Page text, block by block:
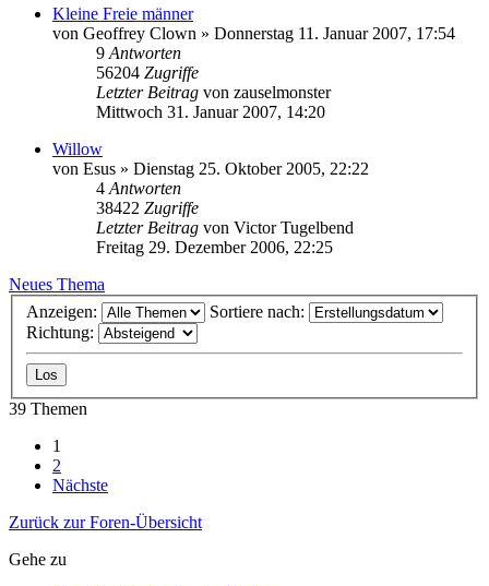
Kleine Freie männer
von Geoffrey Clown » Donnerstag 11. Januar 2007, 17:54
9 Antworten
56204 Zugriffe
Letzter Beitrag von zauselmonster
Mittwoch 31. Januar 2007, 14:20
Willow
von Esus » Dienstag 25. Oktober 2005, 22:22
4 Antworten
38422 Zugriffe
Letzter Beitrag von Victor Tugelbend
Freitag 29. Dezember 2006, 22:25
Neues Thema
Anzeigen:
Sortiere nach:
Richtung:
39 Themen
1
2
Nächste
Zurück zur Foren-Übersicht
Gehe zu